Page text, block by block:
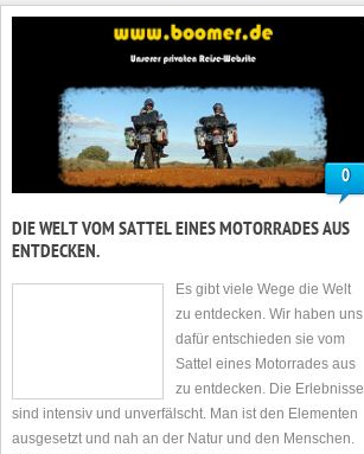
0
DIE WELT VOM SATTEL EINES MOTORRADES AUS
ENTDECKEN.
Es gibt viele Wege die Welt
zu entdecken. Wir haben uns
dafür entschieden sie vom
Sattel eines Motorrades aus
zu entdecken. Die Erlebnisse
sind intensiv und unverfälscht. Man ist den Elementen
ausgesetzt und nah an der Natur und den Menschen.